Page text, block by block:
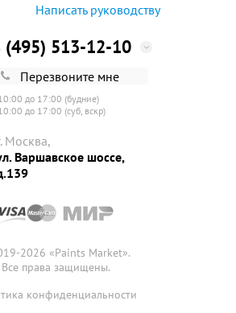
Написать руководству
(495) 513-12-10
Перезвоните мне
до 17:00 (будние)
до 17:00 (суб, вскр)
Москва,
Варшавское шоссе,
2026 «Paints Market».
Все права защищены.
конфиденциальности